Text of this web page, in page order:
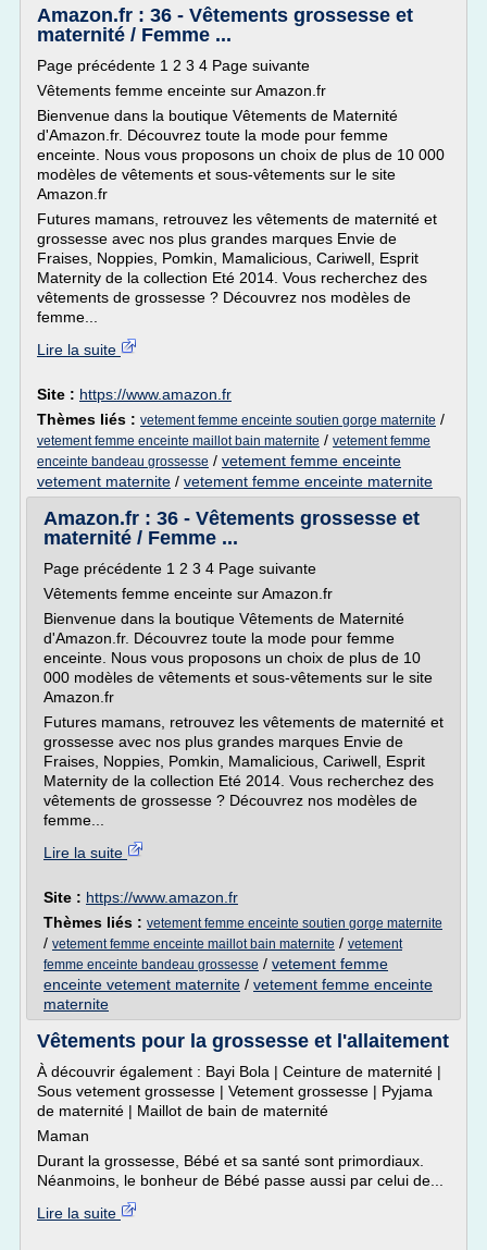
Amazon.fr : 36 - Vêtements grossesse et
maternité / Femme ...
Page précédente 1 2 3 4 Page suivante
Vêtements femme enceinte sur Amazon.fr
Bienvenue dans la boutique Vêtements de Maternité
d'Amazon.fr. Découvrez toute la mode pour femme
enceinte. Nous vous proposons un choix de plus de 10 000
modèles de vêtements et sous-vêtements sur le site
Amazon.fr
Futures mamans, retrouvez les vêtements de maternité et
grossesse avec nos plus grandes marques Envie de
Fraises, Noppies, Pomkin, Mamalicious, Cariwell, Esprit
Maternity de la collection Eté 2014. Vous recherchez des
vêtements de grossesse ? Découvrez nos modèles de
femme...
Lire la suite
Site : https://www.amazon.fr
Thèmes liés : vetement femme enceinte soutien gorge maternite /
vetement femme enceinte maillot bain maternite / vetement femme
enceinte bandeau grossesse / vetement femme enceinte
vetement maternite / vetement femme enceinte maternite
Amazon.fr : 36 - Vêtements grossesse et
maternité / Femme ...
Page précédente 1 2 3 4 Page suivante
Vêtements femme enceinte sur Amazon.fr
Bienvenue dans la boutique Vêtements de Maternité
d'Amazon.fr. Découvrez toute la mode pour femme
enceinte. Nous vous proposons un choix de plus de 10
000 modèles de vêtements et sous-vêtements sur le site
Amazon.fr
Futures mamans, retrouvez les vêtements de maternité et
grossesse avec nos plus grandes marques Envie de
Fraises, Noppies, Pomkin, Mamalicious, Cariwell, Esprit
Maternity de la collection Eté 2014. Vous recherchez des
vêtements de grossesse ? Découvrez nos modèles de
femme...
Lire la suite
Site : https://www.amazon.fr
Thèmes liés : vetement femme enceinte soutien gorge maternite
/ vetement femme enceinte maillot bain maternite / vetement
femme enceinte bandeau grossesse / vetement femme
enceinte vetement maternite / vetement femme enceinte
maternite
Vêtements pour la grossesse et l'allaitement
À découvrir également : Bayi Bola | Ceinture de maternité |
Sous vetement grossesse | Vetement grossesse | Pyjama
de maternité | Maillot de bain de maternité
Maman
Durant la grossesse, Bébé et sa santé sont primordiaux.
Néanmoins, le bonheur de Bébé passe aussi par celui de...
Lire la suite